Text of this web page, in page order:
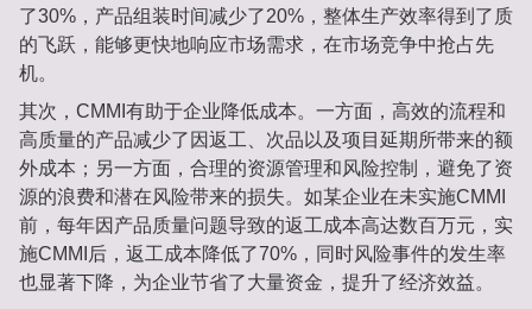
了30%，产品组装时间减少了20%，整体生产效率得到了质
的飞跃，能够更快地响应市场需求，在市场竞争中抢占先
机。
其次，CMMI有助于企业降低成本。一方面，高效的流程和
高质量的产品减少了因返工、次品以及项目延期所带来的额
外成本；另一方面，合理的资源管理和风险控制，避免了资
源的浪费和潜在风险带来的损失。如某企业在未实施CMMI
前，每年因产品质量问题导致的返工成本高达数百万元，实
施CMMI后，返工成本降低了70%，同时风险事件的发生率
也显著下降，为企业节省了大量资金，提升了经济效益。